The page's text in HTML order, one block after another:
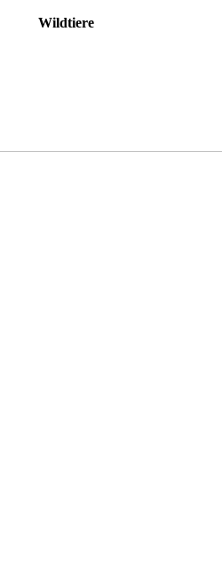
Wildtiere